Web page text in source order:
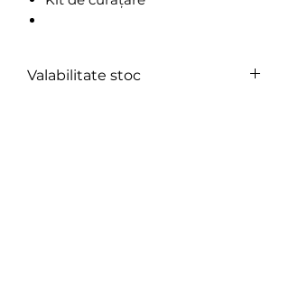
Valabilitate stoc